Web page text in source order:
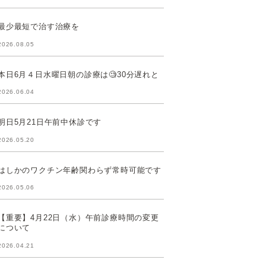
少最短で治す治療を
日6月４日水曜日朝の診療は🧐30分遅れと
日5月21日午前中休診です
しかのワクチン年齢関わらず常時可能です
重要】4月22日（水）午前診療時間の変更
ついて